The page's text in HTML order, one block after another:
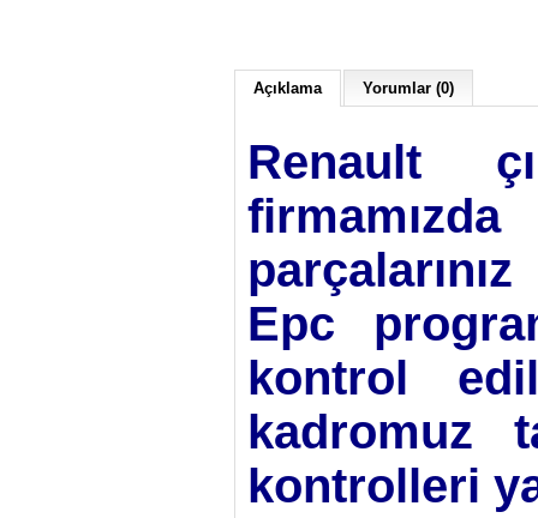
Açıklama Yorumlar (0)
Renault
Epc
kontrol
kadromuz
kontrolleri